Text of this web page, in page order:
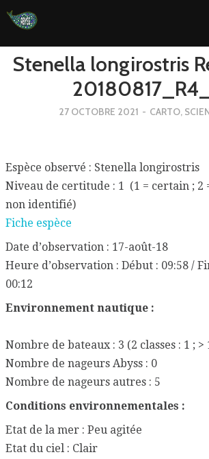
To Blog
Stenella longirostris
27 OCTOBRE 2021 - CARTO,
Espèce observé : Stenella longirostris
Niveau de certitude : 1 (1 = certain ; 2
non identifié)
Fiche espèce
Date d’observation : 17-août-18
Heure d’observation : Début : 09:58 /
00:12
Environnement nautique :
Nombre de bateaux : 3 (2 classes : 1 ; >
Nombre de nageurs Abyss : 0
Nombre de nageurs autres : 5
Conditions environnementales :
Etat de la mer : Peu agitée
Etat du ciel : Clair